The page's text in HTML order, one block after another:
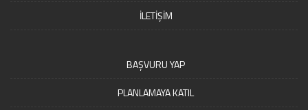
İLETİŞİM
BAŞVURU YAP
PLANLAMAYA KATIL